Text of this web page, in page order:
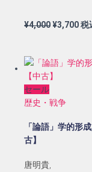
¥4,000元
格
で
た。
¥3,700現
価
す
税
セール
歴史・戦争
「論語」学的形
古】
唐明貴,